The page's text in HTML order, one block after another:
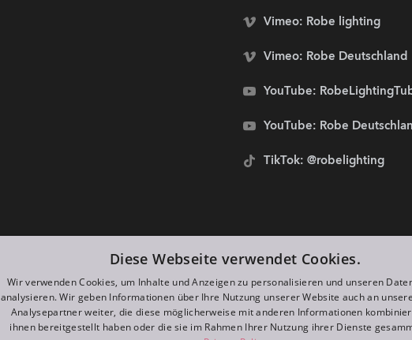
Vimeo: Robe lighting
Vimeo: Robe Deutschland
YouTube:
YouTube: Robe
TikTok: @robelighting
Diese Webseite verwendet Cookies.
Wir verwenden Cookies, um Inhalte und Anzeigen zu personalisieren und unseren
analysieren. Wir geben Informationen über Ihre Nutzung unserer Website auch an
Analysepartner weiter, die diese möglicherweise mit anderen Informationen
ihnen bereitgestellt haben oder die sie im Rahmen Ihrer Nutzung ihrer Dienste